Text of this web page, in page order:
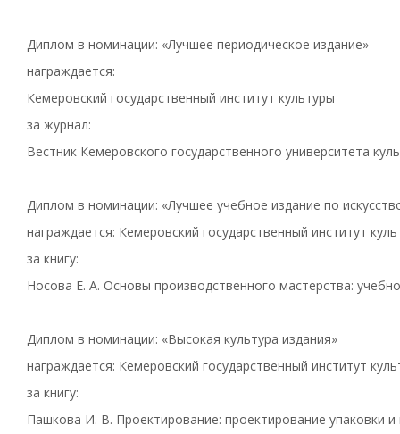
Диплом в номинации: «Лучшее периодическое издание»
награждается:
Кемеровский государственный институт культуры
за журнал:
Вестник Кемеровского государственного университета
Диплом в номинации: «Лучшее учебное издание по
награждается: Кемеровский государственный институт
за книгу:
Носова Е. А. Основы производственного мастерства:
Диплом в номинации: «Высокая культура издания»
награждается: Кемеровский государственный институт
за книгу:
Пашкова И. В. Проектирование: проектирование упаковки